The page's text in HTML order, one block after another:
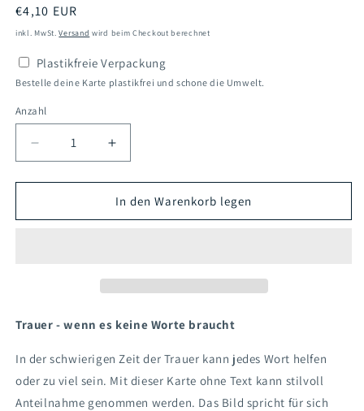
Normaler
Preis
€4,10 EUR
inkl. MwSt.Versand wird beim Checkout berechnet
Plastikfreie Verpackung
Bestelle deine Karte plastikfrei und schone die Umwelt.
Anzahl
Verringere
die
Menge
Klappkarte
Erhöhe
die
Menge
für
Klappkarte
In den Warenkorb legen
Trauer - wenn es keine Worte braucht
In der schwierigen Zeit der Trauer kann jedes Wort helfen
oder zu viel sein. Mit dieser Karte ohne Text kann stilvoll
Anteilnahme genommen werden. Das Bild spricht für sich